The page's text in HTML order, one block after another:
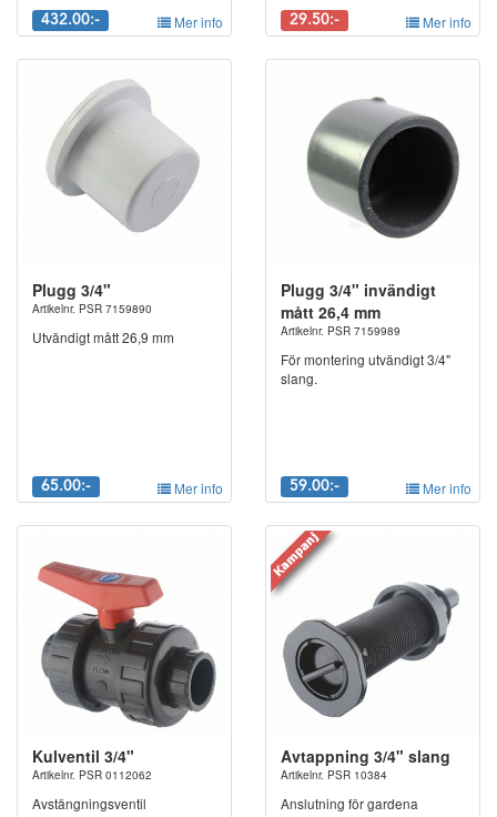
432.00:- Mer info 29.50:- Mer info
Plugg 3/4"
Artikelnr. PSR 7159890
Utvändigt mått 26,9 mm
65.00:- Mer info
Plugg 3/4" invändigt
mått 26,4 mm
Artikelnr. PSR 7159989
För montering utvändigt 3/4"
slang.
59.00:- Mer info
Kulventil 3/4"
Artikelnr. PSR 0112062
Avstängningsventil
Avtappning 3/4" slang
Artikelnr. PSR 10384
Anslutning för gardena